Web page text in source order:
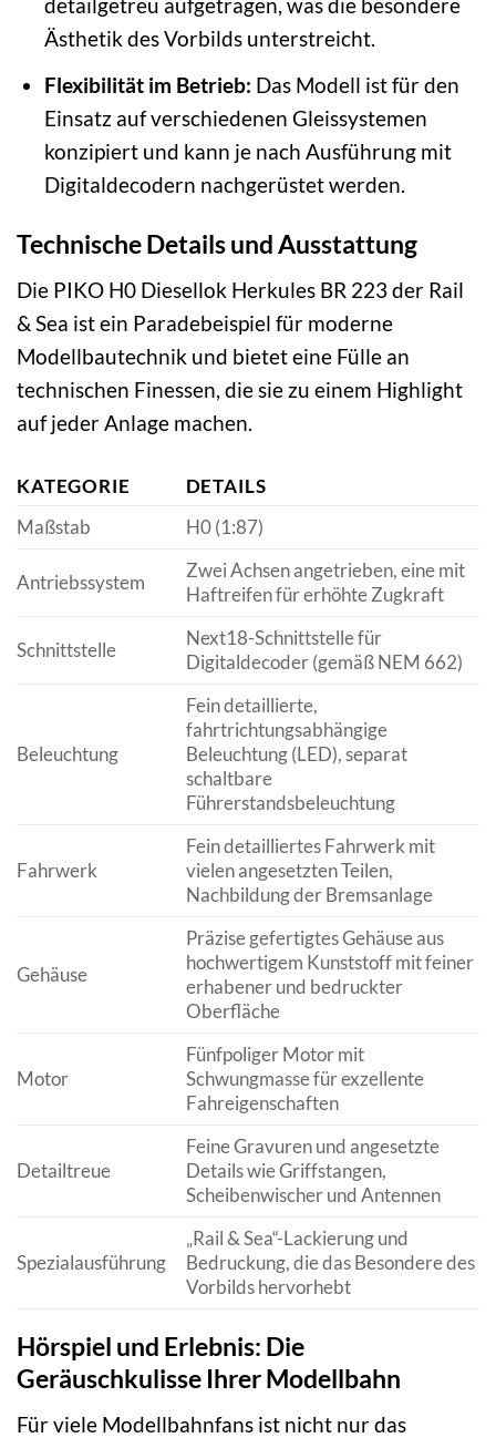
Ästhetik des Vorbilds unterstreicht.
Flexibilität im Betrieb: Das Modell ist für den
Einsatz auf verschiedenen Gleissystemen
konzipiert und kann je nach Ausführung mit
Digitaldecodern nachgerüstet werden.
Technische Details und Ausstattung
Die PIKO H0 Diesellok Herkules BR 223 der Rail
& Sea ist ein Paradebeispiel für moderne
Modellbautechnik und bietet eine Fülle an
technischen Finessen, die sie zu einem Highlight
auf jeder Anlage machen.
KATEGORIE
DETAILS
Maßstab
H0 (1:87)
Antriebssystem
Zwei Achsen angetrieben, eine mit
Haftreifen für erhöhte Zugkraft
Schnittstelle
Next18-Schnittstelle für
Digitaldecoder (gemäß NEM 662)
Beleuchtung
Fein detaillierte,
fahrtrichtungsabhängige
Beleuchtung (LED), separat
schaltbare
Führerstandsbeleuchtung
Fahrwerk
Fein detailliertes Fahrwerk mit
vielen angesetzten Teilen,
Nachbildung der Bremsanlage
Gehäuse
Präzise gefertigtes Gehäuse aus
hochwertigem Kunststoff mit feiner
erhabener und bedruckter
Oberfläche
Motor
Fünfpoliger Motor mit
Schwungmasse für exzellente
Fahreigenschaften
Detailtreue
Feine Gravuren und angesetzte
Details wie Griffstangen,
Scheibenwischer und Antennen
Spezialausführung
„Rail & Sea“-Lackierung und
Bedruckung, die das Besondere des
Vorbilds hervorhebt
Hörspiel und Erlebnis: Die
Geräuschkulisse Ihrer Modellbahn
Für viele Modellbahnfans ist nicht nur das